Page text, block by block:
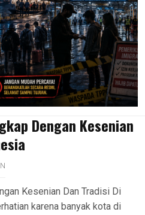
Dengan Kesenian
Kesenian Dan Tradisi Di
karena banyak kota di